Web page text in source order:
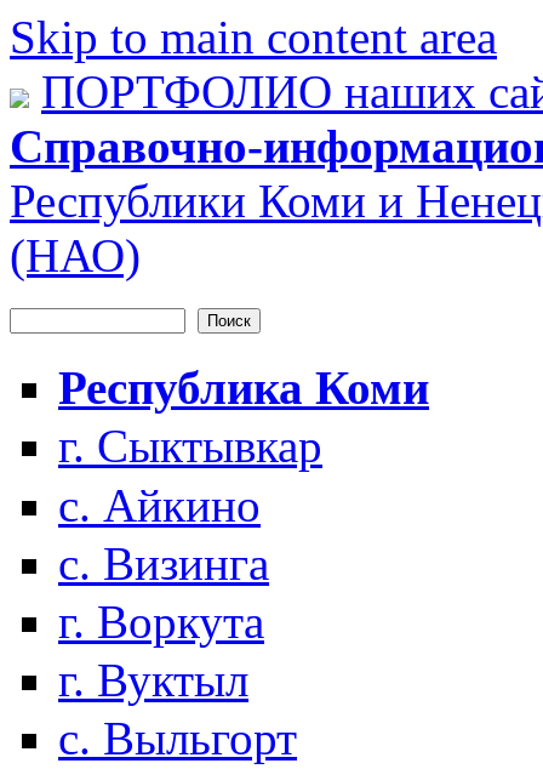
Skip to main content area
ПОРТФОЛИО наших
Справочно-
Республики Коми и
(НАО)
Форма поиска
Республика Коми
г. Сыктывкар
с. Айкино
с. Визинга
г. Воркута
г. Вуктыл
с. Выльгорт